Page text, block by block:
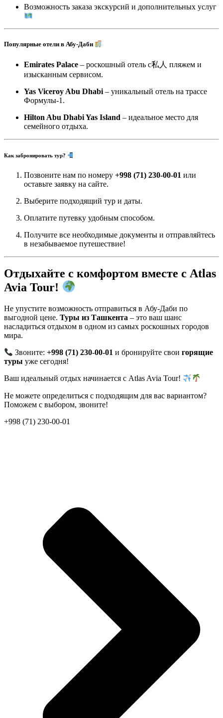
Возможность заказа экскурсий и дополнительных услуг
Популярные отели в Абу-Даби
Emirates Palace – роскошный отель с私人 пляжем и
изысканным сервисом.
Yas Viceroy Abu Dhabi – уникальный отель на трассе
Формулы-1.
Hilton Abu Dhabi Yas Island – идеальное место для
семейного отдыха.
Как забронировать тур?
Позвоните нам по номеру +998 (71) 230-00-01 или
оставьте заявку на сайте.
Выберите подходящий тур и даты.
Оплатите путевку удобным способом.
Получите все необходимые документы и отправляйтесь
в незабываемое путешествие!
Отдыхайте с комфортом вместе с Atlas
Avia Tour!
Не упустите возможность отправиться в Абу-Даби по
выгодной цене. Туры из Ташкента – это ваш шанс
насладиться отдыхом в одном из самых роскошных городов
мира.
Звоните:+998 (71) 230-00-01 и бронируйте своигорящие
туры уже сегодня!
Ваш идеальный отдых начинается с Atlas Avia Tour!
Не можете определиться с подходящим для вас вариантом?
Поможем с выбором, звоните!
+998 (71) 230-00-01